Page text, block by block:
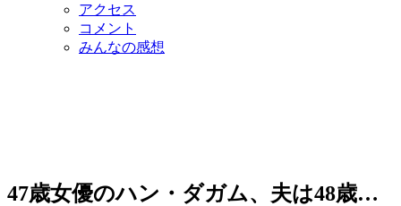
アクセス
コメント
みんなの感想
47歳女優のハン・ダガム、夫は48歳…